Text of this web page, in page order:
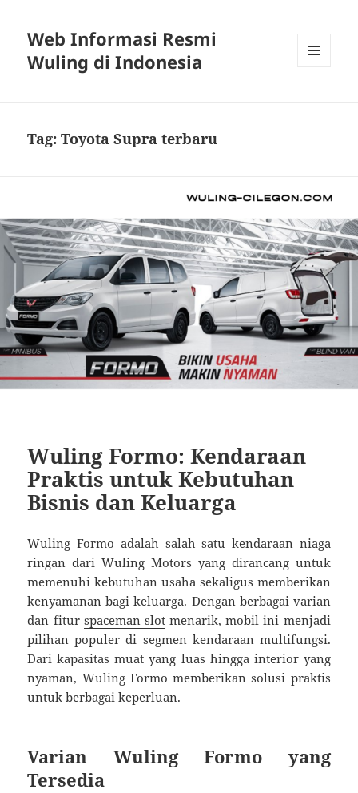
Web Informasi Resmi
Wuling di Indonesia
Tag:Toyota Supra terbaru
Wuling Formo: Kendaraan
Praktis untuk Kebutuhan
Bisnis dan Keluarga
Wuling Formo adalah salah satu kendaraan niaga
ringan dari Wuling Motors yang dirancang untuk
memenuhi kebutuhan usaha sekaligus memberikan
kenyamanan bagi keluarga. Dengan berbagai varian
dan fitur spaceman slotmenarik, mobil ini menjadi
pilihan populer di segmen kendaraan multifungsi.
Dari kapasitas muat yang luas hingga interior yang
nyaman, Wuling Formo memberikan solusi praktis
untuk berbagai keperluan.
Varian Wuling Formo yang
Tersedia